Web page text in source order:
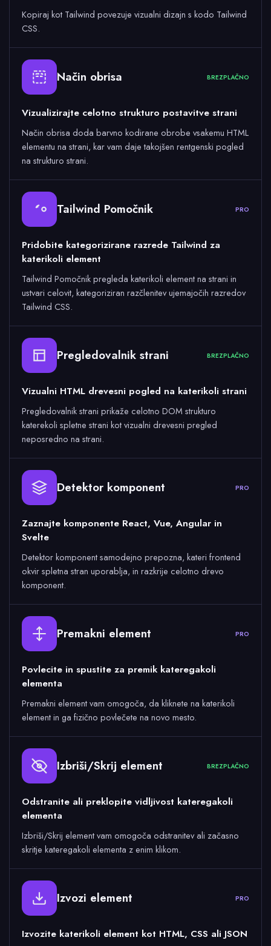
Kopiraj kot Tailwind povezuje vizualni dizajn s kodo Tailwind
CSS.
Način obrisa BREZPLAČNO
Vizualizirajte celotno strukturo postavitve strani
Način obrisa doda barvno kodirane obrobe vsakemu HTML
elementu na strani, kar vam daje takojšen rentgenski pogled
na strukturo strani.
Tailwind Pomočnik PRO
Pridobite kategorizirane razrede Tailwind za
katerikoli element
Tailwind Pomočnik pregleda katerikoli element na strani in
ustvari celovit, kategoriziran razčlenitev ujemajočih razredov
Tailwind CSS.
Pregledovalnik strani BREZPLAČNO
Vizualni HTML drevesni pogled na katerikoli strani
Pregledovalnik strani prikaže celotno DOM strukturo
katerekoli spletne strani kot vizualni drevesni pregled
neposredno na strani.
Detektor komponent PRO
Zaznajte komponente React, Vue, Angular in
Svelte
Detektor komponent samodejno prepozna, kateri frontend
okvir spletna stran uporablja, in razkrije celotno drevo
komponent.
Premakni element PRO
Povlecite in spustite za premik kateregakoli
elementa
Premakni element vam omogoča, da kliknete na katerikoli
element in ga fizično povlečete na novo mesto.
Izbriši/Skrij element BREZPLAČNO
Odstranite ali preklopite vidljivost kateregakoli
elementa
Izbriši/Skrij element vam omogoča odstranitev ali začasno
skritje kateregakoli elementa z enim klikom.
Izvozi element PRO
Izvozite katerikoli element kot HTML, CSS ali JSON